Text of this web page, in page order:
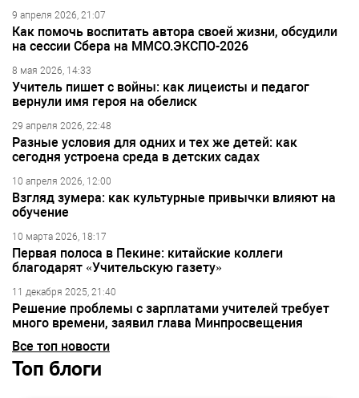
9 апреля 2026, 21:07
Как помочь воспитать автора своей жизни, обсудили
на сессии Сбера на ММСО.ЭКСПО-2026
8 мая 2026, 14:33
Учитель пишет с войны: как лицеисты и педагог
вернули имя героя на обелиск
29 апреля 2026, 22:48
Разные условия для одних и тех же детей: как
сегодня устроена среда в детских садах
10 апреля 2026, 12:00
Взгляд зумера: как культурные привычки влияют на
обучение
10 марта 2026, 18:17
Первая полоса в Пекине: китайские коллеги
благодарят «Учительскую газету»
11 декабря 2025, 21:40
Решение проблемы с зарплатами учителей требует
много времени, заявил глава Минпросвещения
Все топ новости
Топ блоги